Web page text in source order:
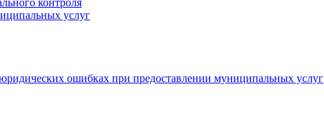
контроля
услуг
ошибках при предоставлении муниципальных услуг